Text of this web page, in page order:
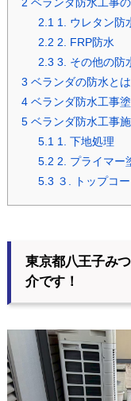
2.1 1. ウレタン防
2.2 2. FRP防水
2.3 3. その他の防
3 ベランダの防水とは
4ベランダ防水工事
5ベランダ防水工事
5.1 1. 下地処理
5.2 2. プライマー
5.3 ３. トップコ
東京都八王子み
介です！